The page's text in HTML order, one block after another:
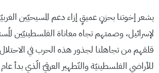
يشعر إخوتنا بحزنٍ عميقٍ إزاء دعم المسيحيّين
لإسرائيل، وصمتهم تجاه معاناة الفلسطينيّين
قلقهم من تجاهلنا لجذور هذه الحرب في
للأراضي الفلسطينيّة والتّطهير العرقيّ الّذي بدأ عام ١٩٤٨.